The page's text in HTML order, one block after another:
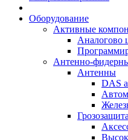
Оборудование
Активные
Аналогово
Антенно-
Антенны
DAS
Грозозащита